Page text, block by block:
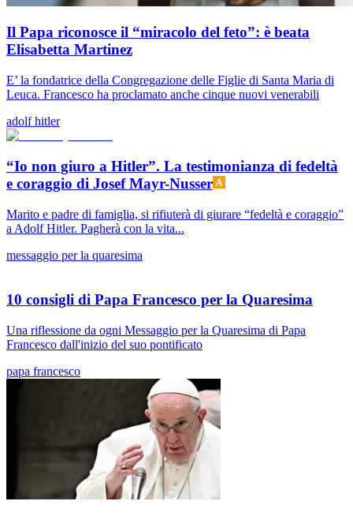
Il Papa riconosce il “miracolo del feto”: è beata
Elisabetta Martinez
E’ la fondatrice della Congregazione delle Figlie di Santa Maria di
Leuca. Francesco ha proclamato anche cinque nuovi venerabili
adolf hitler
“Io non giuro a Hitler”. La testimonianza di fedeltà
e coraggio di Josef Mayr-Nusser
Marito e padre di famiglia, si rifiuterà di giurare “fedeltà e coraggio”
a Adolf Hitler. Pagherà con la vita...
messaggio per la quaresima
10 consigli di Papa Francesco per la Quaresima
Una riflessione da ogni Messaggio per la Quaresima di Papa
Francesco dall'inizio del suo pontificato
papa francesco